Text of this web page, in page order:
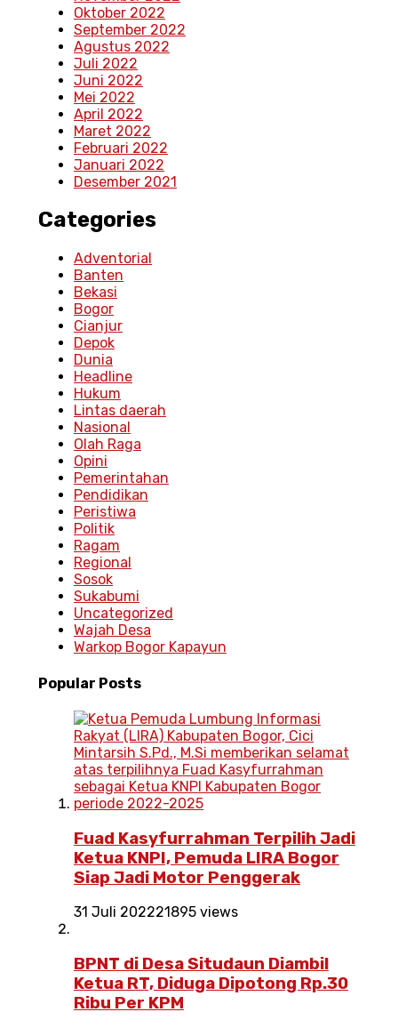
Oktober 2022
September 2022
Agustus 2022
Juli 2022
Juni 2022
Mei 2022
April 2022
Maret 2022
Februari 2022
Januari 2022
Desember 2021
Categories
Adventorial
Banten
Bekasi
Bogor
Cianjur
Depok
Dunia
Headline
Hukum
Lintas daerah
Nasional
Olah Raga
Opini
Pemerintahan
Pendidikan
Peristiwa
Politik
Ragam
Regional
Sosok
Sukabumi
Uncategorized
Wajah Desa
Warkop Bogor Kapayun
Popular Posts
Fuad Kasyfurrahman Terpilih Jadi
Ketua KNPI, Pemuda LIRA Bogor
Siap Jadi Motor Penggerak
31 Juli 202221895 views
BPNT di Desa Situdaun Diambil
Ketua RT, Diduga Dipotong Rp.30
Ribu Per KPM